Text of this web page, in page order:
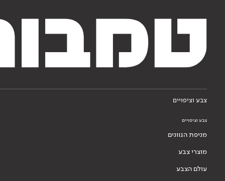
צבע וציפויים
צבע וציפויים
מניפת הגוונים
מוצרי צבע
עולם הצבע